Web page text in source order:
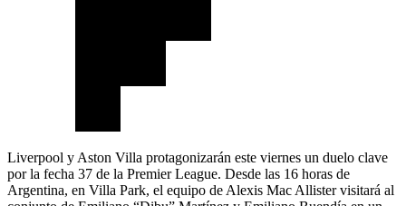
Liverpool y Aston Villa protagonizarán este viernes un duelo clave
por la fecha 37 de la Premier League. Desde las 16 horas de
Argentina, en Villa Park, el equipo de Alexis Mac Allister visitará al